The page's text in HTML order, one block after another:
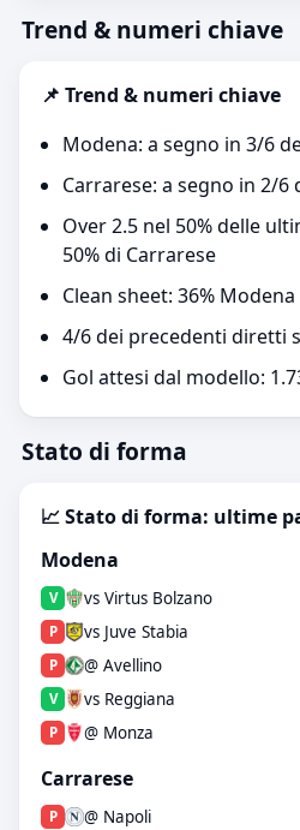
Trend & numeri chiave
📌 Trend & numeri chiave
Modena: a segno in 3/6
Carrarese: a segno in 2/
Over 2.5 nel 50% delle
50% di Carrarese
Clean sheet: 36% Modena
4/6 dei precedenti diretti
Gol attesi dal modello:
Stato di forma
📈 Stato di forma: ultime
Modena
V vs Virtus Bolzano
P vs Juve Stabia
P @ Avellino
V vs Reggiana
P @ Monza
Carrarese
P @ Napoli